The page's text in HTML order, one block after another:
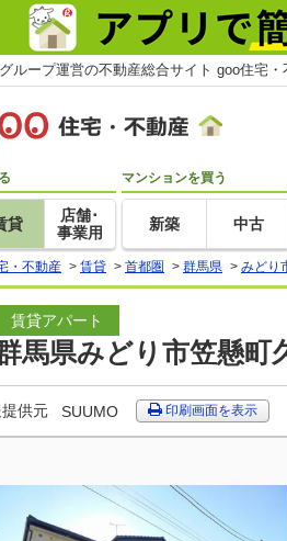
ループ運営の不動産総合サイト goo住宅・
貸
店舗･
事業用
マンションを買う
新築 中古
・不動産 > 賃貸 > 首都圏 > 群馬県 > みどり
賃貸アパート
馬県みどり市笠懸町
供元 SUUMO 印刷画面を表示